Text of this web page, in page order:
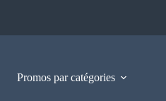
Promos par catégories